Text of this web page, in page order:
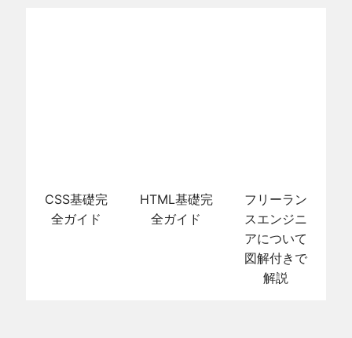
CSS基礎完
全ガイド
HTML基礎完
全ガイド
フリーラン
スエンジニ
アについて
図解付きで
解説